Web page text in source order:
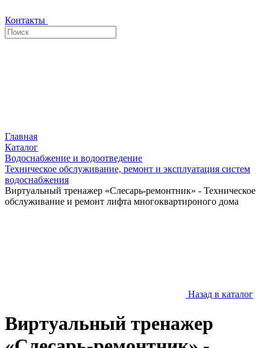
Контакты
Главная
Каталог
Водоснабжение и водоотведение
Техническое обслуживание, ремонт и эксплуатация систем
водоснабжения
Виртуальный тренажер «Слесарь-ремонтник» - Техническое
обслуживание и ремонт лифта многоквартироного дома
Назад в каталог
Виртуальный тренажер